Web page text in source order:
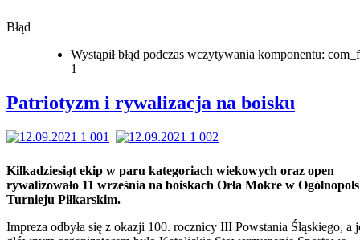
Błąd
Wystąpił błąd podczas wczytywania komponentu:
1
Patriotyzm i rywalizacja na boisku
Kilkadziesiąt ekip w paru kategoriach wiekowych oraz open
rywalizowało 11 września na boiskach Orła Mokre w
Turnieju Piłkarskim.
Impreza odbyła się z okazji 100. rocznicy III Powstania Śląskiego, a